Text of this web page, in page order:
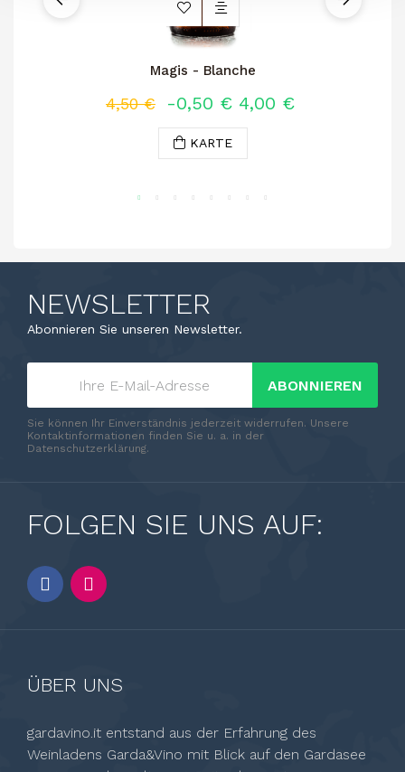
Magis - Blanche
4,50 € -0,50 € 4,00 €
KARTE
NEWSLETTER
Abonnieren Sie unseren Newsletter.
ABONNIEREN
Sie können Ihr Einverständnis jederzeit widerrufen. Unsere
Kontaktinformationen finden Sie u. a. in der
Datenschutzerklärung.
FOLGEN SIE UNS AUF:
ÜBER UNS
gardavino.it entstand aus der Erfahrung des
Weinladens Garda&Vino mit Blick auf den Gardasee